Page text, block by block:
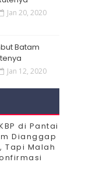
Jan 20, 2020
Batam
Jan 12, 2020
di Pantai
Dianggap
Tapi Malah